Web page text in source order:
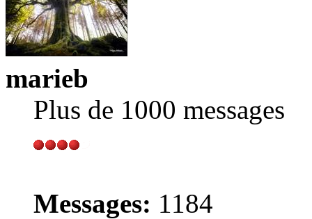
marieb
Plus de 1000 messages
Messages: 1184